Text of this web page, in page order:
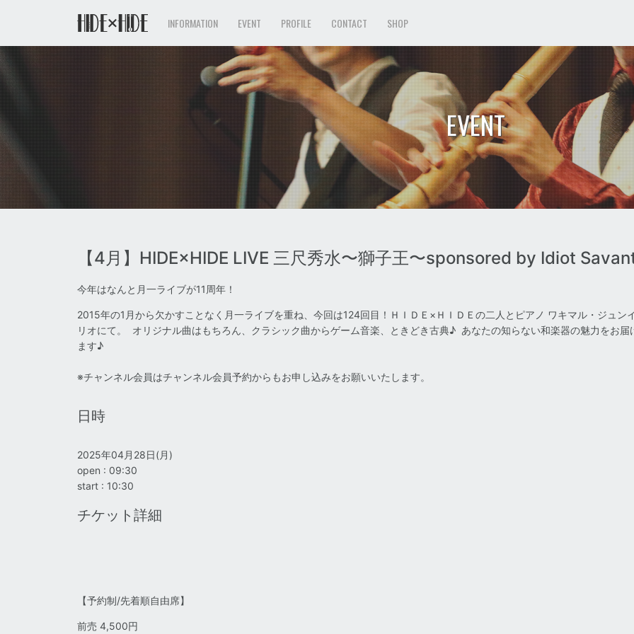
INFORMATION EVENT PROFILE CONTACT SHOP
EVENT
【4月】HIDE×HIDE LIVE 三尺秀水〜獅子王〜sponsored by Idiot
今年はなんと月一ライブが11周年！
2015年の1月から欠かすことなく月一ライブを重ね、今回は124回目！ＨＩＤＥ×ＨＩＤＥの二人とピアノ ワキマル・ジュン
リオにて。 オリジナル曲はもちろん、クラシック曲からゲーム音楽、ときどき古典♪ あなたの知らない和楽器の魅力をお届
ます♪
※チャンネル会員はチャンネル会員予約からもお申し込みをお願いいたします。
日時
2025年04月28日(月)
open : 09:30
start : 10:30
チケット詳細
【予約制/先着順自由席】
前売 4,500円